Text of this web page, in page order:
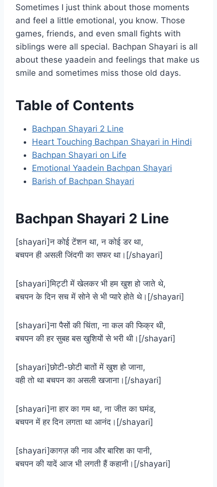
Sometimes I just think about those moments
and feel a little emotional, you know. Those
games, friends, and even small fights with
siblings were all special. Bachpan Shayari is all
about these yaadein and feelings that make us
smile and sometimes miss those old days.
Table of Contents
Bachpan Shayari 2 Line
Heart Touching Bachpan Shayari in Hindi
Bachpan Shayari on Life
Emotional Yaadein Bachpan Shayari
Barish of Bachpan Shayari
Bachpan Shayari 2 Line
[shayari]न कोई टेंशन था, न कोई डर था,
बचपन ही असली जिंदगी का सफर था।[/shayari]
[shayari]मिट्टी में खेलकर भी हम खुश हो जाते थे,
बचपन के दिन सच में सोने से भी प्यारे होते थे।[/shayari]
[shayari]ना पैसों की चिंता, ना कल की फिक्र थी,
बचपन की हर सुबह बस खुशियों से भरी थी।[/shayari]
[shayari]छोटी-छोटी बातों में खुश हो जाना,
वही तो था बचपन का असली खजाना।[/shayari]
[shayari]ना हार का गम था, ना जीत का घमंड,
बचपन में हर दिन लगता था आनंद।[/shayari]
[shayari]कागज़ की नाव और बारिश का पानी,
बचपन की यादें आज भी लगती हैं कहानी।[/shayari]